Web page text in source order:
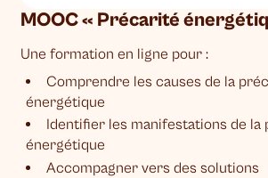
MOOC « Précarité
Une formation en ligne pour :
Comprendre les causes de la
énergétique
Identifier les manifestations de la
énergétique
Accompagner vers des solutions